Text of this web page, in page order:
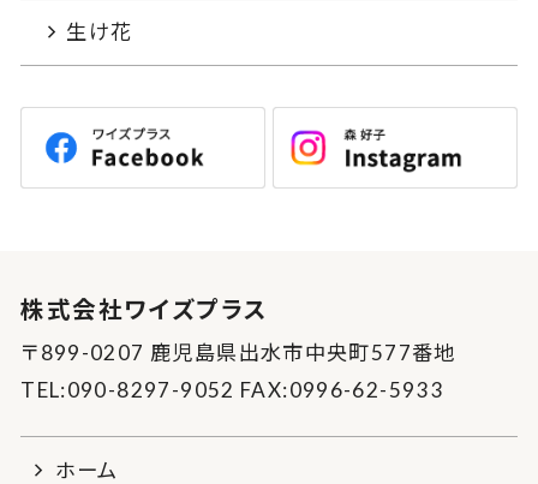
生け花
株式会社ワイズプラス
〒899-0207 鹿児島県出水市中央町577番地
TEL:090-8297-9052 FAX:0996-62-5933
ホーム